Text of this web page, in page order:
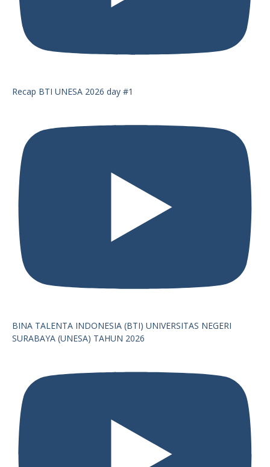
Recap BTI UNESA 2026 day #1
BINA TALENTA INDONESIA (BTI) UNIVERSITAS NEGERI
SURABAYA (UNESA) TAHUN 2026